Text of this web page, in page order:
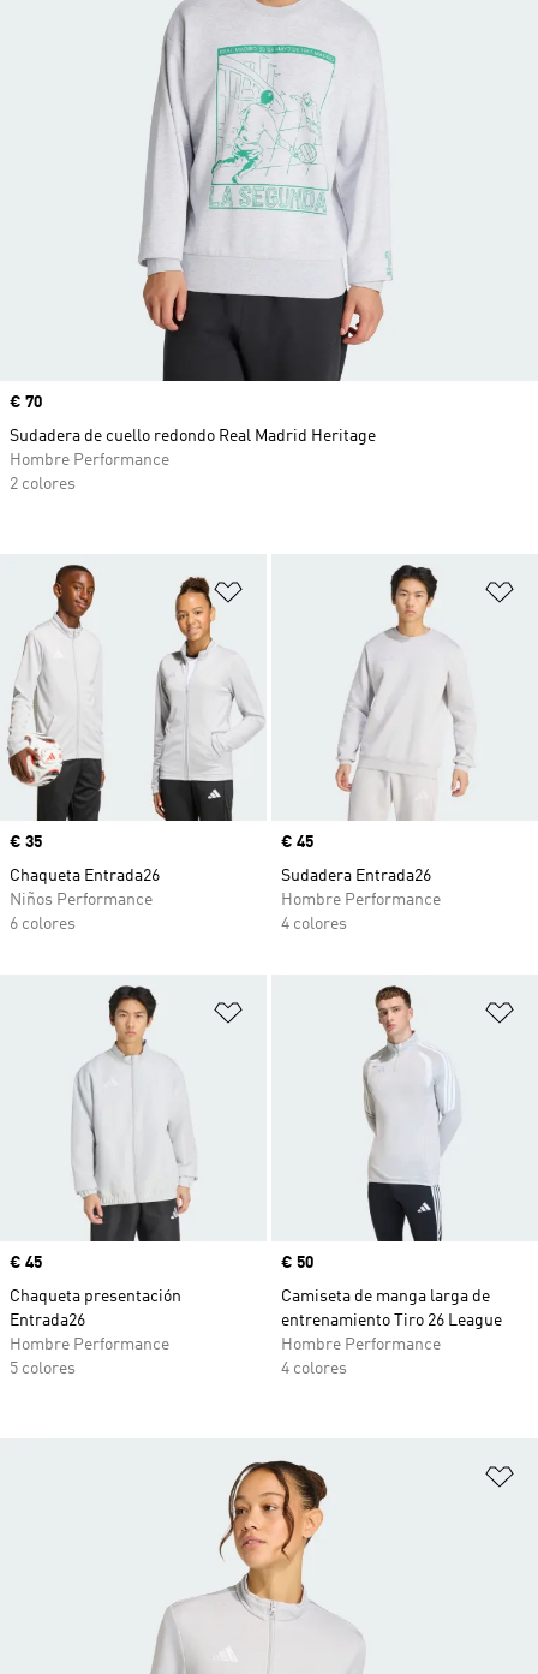
Añadir a la lista de deseos
Precio
€ 35
Chaqueta Entrada26
Niños Performance
6 colores
Precio
€ 45
Sudadera Entrada26
Hombre Performance
4 colores
Añadir a la lista de deseos
Precio
€ 45
Chaqueta presentación
Entrada26
Hombre Performance
5 colores
Precio
€ 50
Camiseta de manga larga de
entrenamiento Tiro 26 League
Hombre Performance
4 colores
Precio
€ 70
Sudadera de cuello redondo Real Madrid Heritage
Hombre Performance
2 colores